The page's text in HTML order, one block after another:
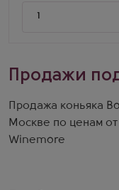
1
Продажи
Продажа коньяка
Москве по ценам
Winemore